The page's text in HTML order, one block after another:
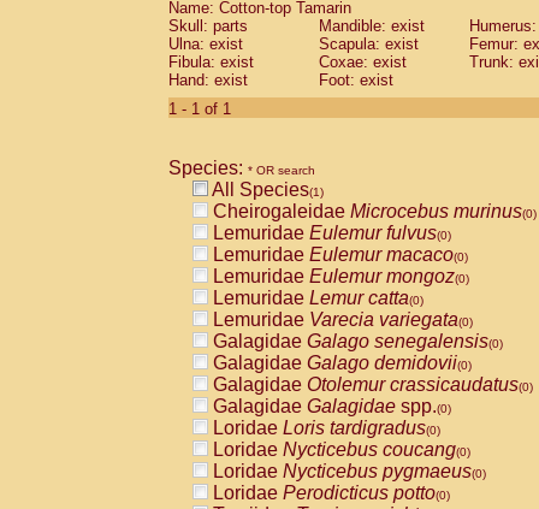
Cebidae Saguinus nigricollis (0)
Cebidae Saguinus oedipus
Cebidae Saguinus weddelli
Cebidae Saguinusspp.
Cebidae
CebidaeCebus capucinus
CebidaeCebus nigrivittatus
CebidaeCebus spp.(0)
CebidaeSaimiri boliviensis(0)
CebidaeSaimiri sciureus(0)
AtelidaeAlouatta caraya(0)
AtelidaeAlouatta fusca(0)
AtelidaeAlouatta seniculus(0)
AtelidaeAlouattaspp.(0)
AtelidaeAteles belzebuth(0)
AtelidaeAteles geoffroyi(0)
AtelidaeAteles paniscus(0)
AtelidaeAtelesspp.(0)
AtelidaeLagothrix lagothricha(0)
AtelidaeLagothrix lagothricha cana
PitheciidaeCacajao calvus
Name: Cotton-top Tamarin
Skull: parts
Mandible: exist
Ulna: exist
Scapula: exist
Femur:
Fibula: exist
Coxae: exist
Trunk:
Hand: exist
Foot: exist
1 - 1 of 1
Species: * OR search
All Species(1)
Cheirogaleidae Microcebus murinus(0)
Lemuridae Eulemur fulvus(0)
Lemuridae Eulemur macaco(0)
Lemuridae Eulemur mongoz(0)
Lemuridae Lemur catta(0)
Lemuridae Varecia variegata(0)
Galagidae Galago senegalensis(0)
Galagidae Galago demidovii(0)
Galagidae Otolemur crassicaudatus(0)
Galagidae Galagidae spp.(0)
Loridae Loris tardigradus(0)
Loridae Nycticebus coucang(0)
Loridae Nycticebus pygmaeus(0)
Loridae Perodicticus potto(0)